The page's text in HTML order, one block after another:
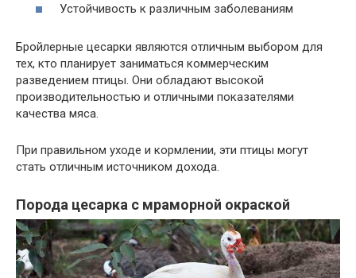
Устойчивость к различным заболеваниям
Бройлерные цесарки являются отличным выбором для
тех, кто планирует заниматься коммерческим
разведением птицы. Они обладают высокой
производительностью и отличными показателями
качества мяса.
При правильном уходе и кормлении, эти птицы могут
стать отличным источником дохода.
Порода цесарка с мраморной окраской